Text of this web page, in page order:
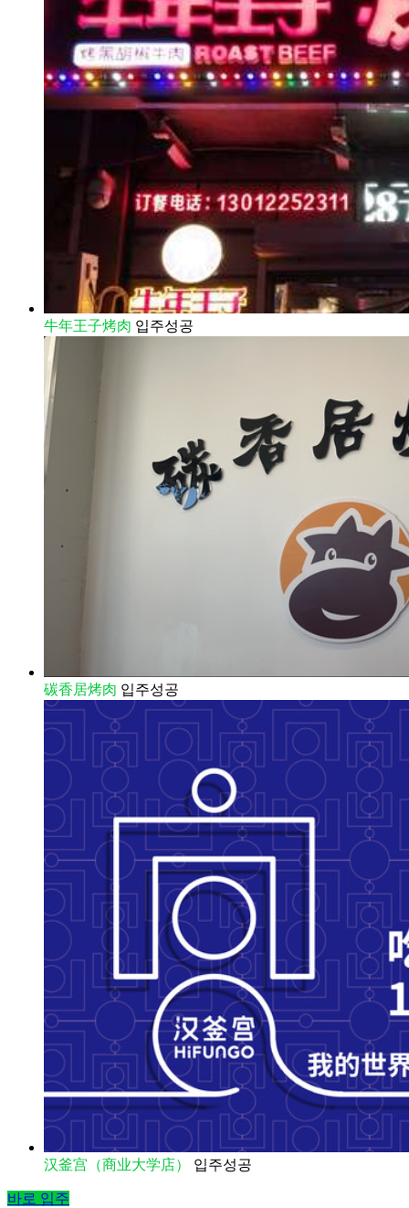
牛年王子烤肉 입주성공
碳香居烤肉 입주성공
汉釜宫（商业大学店） 입주성공
바로 입주